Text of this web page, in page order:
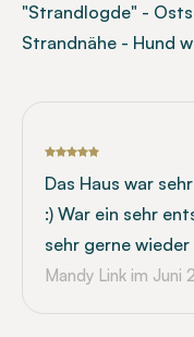
"Strandlogde" -
Strandnähe - Hund
Das Haus war
:) War ein sehr
sehr gerne wieder
Mandy Link im Juni